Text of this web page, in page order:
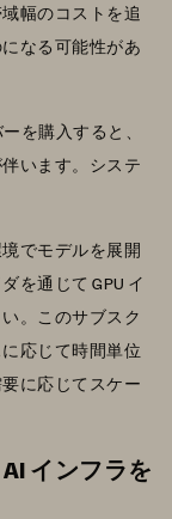
幅のコストを追
なる可能性があ
を購入すると、
います。システ
でモデルを展開
を通じて GPU イ
。このサブスク
応じて時間単位
に応じてスケー
インフラを